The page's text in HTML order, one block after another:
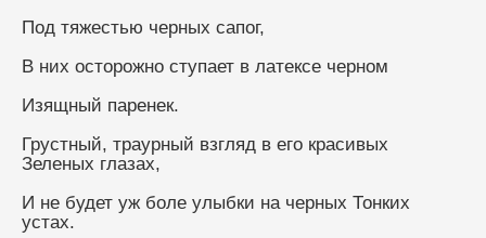
Под тяжестью черных сапог,
В них осторожно ступает в латексе черном
Изящный паренек.
Грустный, траурный взгляд в его красивых
Зеленых глазах,
И не будет уж боле улыбки на черных Тонких
устах.